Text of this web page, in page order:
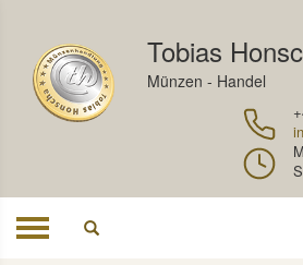
Tobias
Münzen - Handel
Toggle